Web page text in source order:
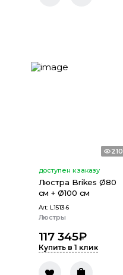
210
доступен к заказу
Люстра Brikes Ø80
см + Ø100 см
Art: L1513-6
Люстры
117 345₽
Купить в 1 клик